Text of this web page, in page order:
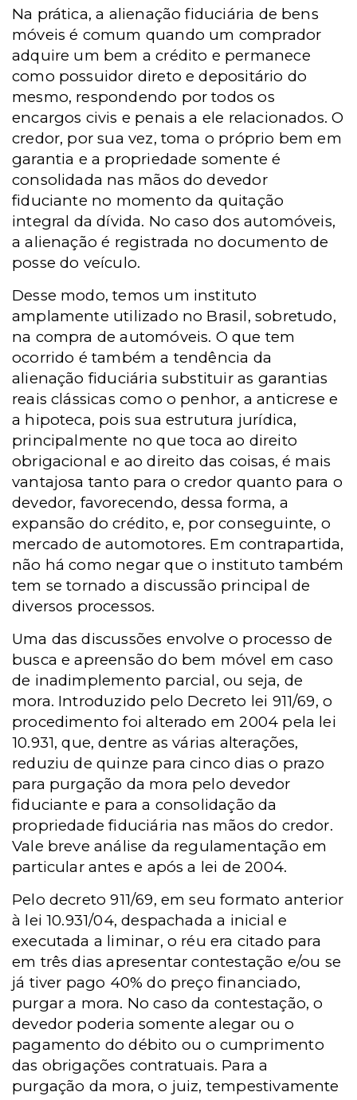
Na prática, a alienação fiduciária de bens
móveis é comum quando um comprador
adquire um bem a crédito e permanece
como possuidor direto e depositário do
mesmo, respondendo por todos os
encargos civis e penais a ele relacionados. O
credor, por sua vez, toma o próprio bem em
garantia e a propriedade somente é
consolidada nas mãos do devedor
fiduciante no momento da quitação
integral da dívida. No caso dos automóveis,
a alienação é registrada no documento de
posse do veículo.
Desse modo, temos um instituto
amplamente utilizado no Brasil, sobretudo,
na compra de automóveis. O que tem
ocorrido é também a tendência da
alienação fiduciária substituir as garantias
reais clássicas como o penhor, a anticrese e
a hipoteca, pois sua estrutura jurídica,
principalmente no que toca ao direito
obrigacional e ao direito das coisas, é mais
vantajosa tanto para o credor quanto para o
devedor, favorecendo, dessa forma, a
expansão do crédito, e, por conseguinte, o
mercado de automotores. Em contrapartida,
não há como negar que o instituto também
tem se tornado a discussão principal de
diversos processos.
Uma das discussões envolve o processo de
busca e apreensão do bem móvel em caso
de inadimplemento parcial, ou seja, de
mora. Introduzido pelo Decreto lei 911/69, o
procedimento foi alterado em 2004 pela lei
10.931, que, dentre as várias alterações,
reduziu de quinze para cinco dias o prazo
para purgação da mora pelo devedor
fiduciante e para a consolidação da
propriedade fiduciária nas mãos do credor.
Vale breve análise da regulamentação em
particular antes e após a lei de 2004.
Pelo decreto 911/69, em seu formato anterior
à lei 10.931/04, despachada a inicial e
executada a liminar, o réu era citado para
em três dias apresentar contestação e/ou se
já tiver pago 40% do preço financiado,
purgar a mora. No caso da contestação, o
devedor poderia somente alegar ou o
pagamento do débito ou o cumprimento
das obrigações contratuais. Para a
purgação da mora, o juiz, tempestivamente